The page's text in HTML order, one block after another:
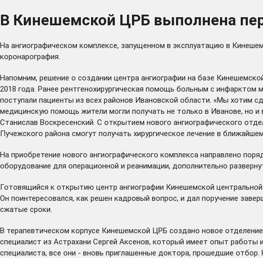
В Кинешемской ЦРБ выполнена
На ангиографическом комплексе, запущенном в эксплуатацию в
коронарография.
Напомним, решение о создании центра ангиографии на базе
2018 года. Ранее рентгенохирургическая помощь больным с
поступали пациенты из всех районов Ивановской области. «Мы
медицинскую помощь жители могли получать не только в Иванове, но
Станислав Воскресенский. С открытием нового ангиографического
Пучежского района смогут получать хирургическое лечение в
На приобретение нового ангиографического комплекса направлено
оборудование для операционной и реанимации, дополнительно
Готовящийся к открытию центр ангиографии Кинешемской
Он поинтересовался, как решен кадровый вопрос, и дал поручение
сжатые сроки.
В терапевтическом корпусе Кинешемской ЦРБ создано новое
специалист из Астрахани Сергей Аксенов, который имеет опыт
специалиста, все они - вновь приглашенные доктора, прошедшие